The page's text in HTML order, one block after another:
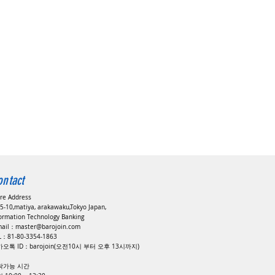
Address
10,matiya, arakawaku,Tokyo Japan,
Technology Banking
： master@barojoin.com
：81-80-3354-1863
오톡 ID：barojoin(오전10시 부터 오후 13시까지)
가능 시간